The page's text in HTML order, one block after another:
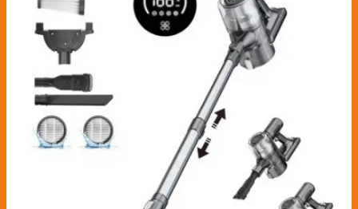
P13:
ΚΟΜΠΛΕ
από
Ευρώπη!!!
‘Ισως…